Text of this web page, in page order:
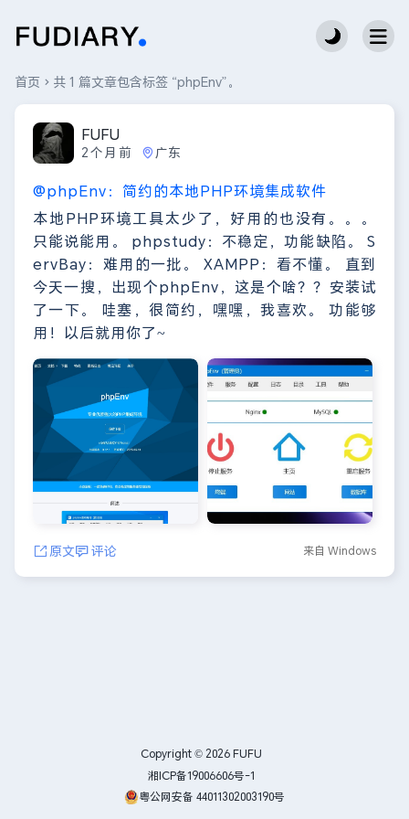
首页 共 1 篇文章包含标签 “phpEnv”。
FUFU
2个月前 广东
@phpEnv：简约的本地PHP环境集成软件
本地PHP环境工具太少了，好用的也没有。。。
只能说能用。 phpstudy：不稳定，功能缺陷。 S
ervBay：难用的一批。 XAMPP：看不懂。 直到
今天一搜，出现个phpEnv，这是个啥？？安装试
了一下。 哇塞，很简约，嘿嘿，我喜欢。 功能够
用！以后就用你了~
原文 评论 来自 Windows
Copyright © 2026 FUFU
湘ICP备19006606号-1
粤公网安备 44011302003190号